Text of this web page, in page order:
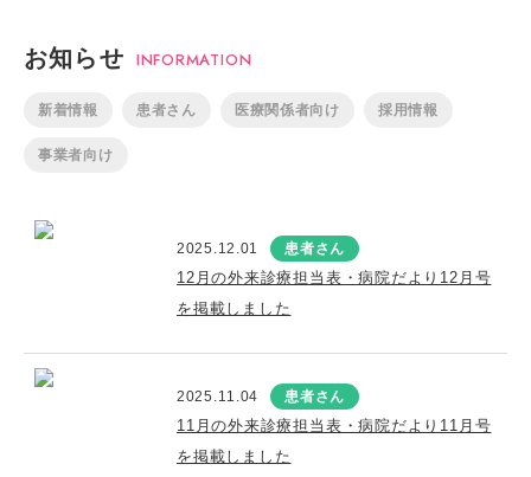
お知らせ INFORMATION
新着情報 患者さん 医療関係者向け 採用情報
事業者向け
2025.12.01 患者さん
12月の外来診療担当表・病院だより12月号
を掲載しました
2025.11.04 患者さん
11月の外来診療担当表・病院だより11月号
を掲載しました